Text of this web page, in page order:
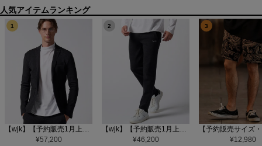
1
【wjk】【予約販売1月上旬～中旬入荷】function knit jacket(jacquard check) ニットジャケット(207 mw08j)
¥57,200
2
【wjk】【予約販売1月上旬～中旬入荷】function knit easy slacks(jacquard check) ニットイージーパンツ(504 mw08j)
¥46,200
3
¥12,980